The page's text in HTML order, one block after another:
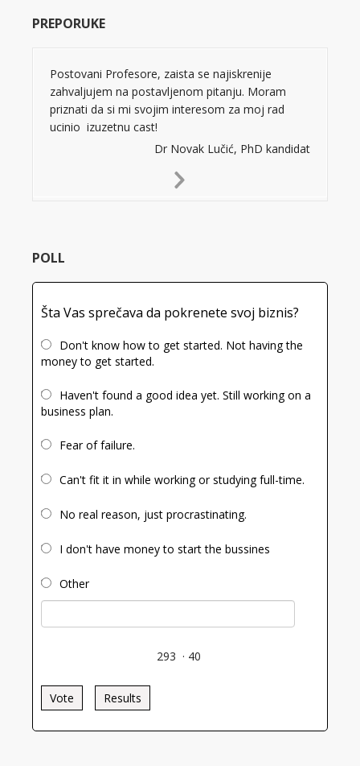
PREPORUKE
Postovani Profesore, zaista se najiskrenije
zahvaljujem na postavljenom pitanju. Moram
priznati da si mi svojim interesom za moj rad
ucinio izuzetnu cast!
Dr Novak Lučić, PhD kandidat
Next
POLL
Šta Vas sprečava da pokrenete svoj biznis?
Don't know how to get started. Not having the
money to get started.
Haven't found a good idea yet. Still working on a
business plan.
Fear of failure.
Can't fit it in while working or studying full-time.
No real reason, just procrastinating.
I don't have money to start the bussines
Other
293 · 40
Vote Results